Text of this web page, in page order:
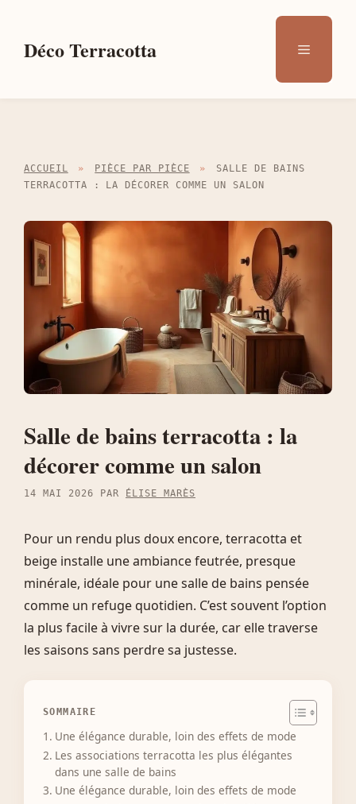
contenuDéco Terracotta Menu
ACCUEIL » PIÈCE PAR PIÈCE »
SALLE DE BAINS
TERRACOTTA : LA DÉCORER COMME UN SALON
Salle de bains terracotta : la
décorer comme un salon
14 MAI 2026 PAR ÉLISE MARÈS
Pour un rendu plus doux encore, terracotta et
beige installe une ambiance feutrée, presque
minérale, idéale pour une salle de bains pensée
comme un refuge quotidien. C’est souvent l’option
la plus facile à vivre sur la durée, car elle traverse
les saisons sans perdre sa justesse.
SOMMAIRE
Une élégance durable, loin des effets de mode
Les associations terracotta les plus élégantes
dans une salle de bains
Une élégance durable, loin des effets de mode